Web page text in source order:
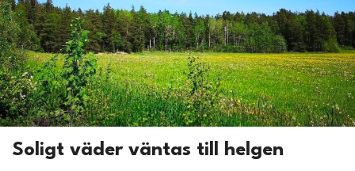
Soligt väder väntas till helgen